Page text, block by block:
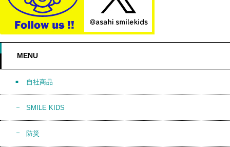
MENU
自社商品
SMILE KIDS
防災